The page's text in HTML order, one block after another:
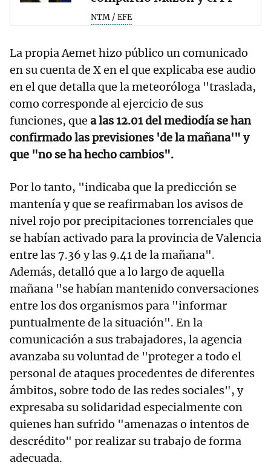
NTM / EFE
La propia Aemet hizo público un comunicado
en su cuenta de X en el que explicaba ese audio
en el que detalla que la meteoróloga "traslada,
como corresponde al ejercicio de sus
funciones, que a las 12.01 del mediodía se han
confirmado las previsiones 'de la mañana'" y
que "no se ha hecho cambios".
Por lo tanto, "indicaba que la predicción se
mantenía y que se reafirmaban los avisos de
nivel rojo por precipitaciones torrenciales que
se habían activado para la provincia de Valencia
entre las 7.36 y las 9.41 de la mañana".
Además, detalló que a lo largo de aquella
mañana "se habían mantenido conversaciones
entre los dos organismos para "informar
puntualmente de la situación". En la
comunicación a sus trabajadores, la agencia
avanzaba su voluntad de "proteger a todo el
personal de ataques procedentes de diferentes
ámbitos, sobre todo de las redes sociales", y
expresaba su solidaridad especialmente con
quienes han sufrido "amenazas o intentos de
descrédito" por realizar su trabajo de forma
adecuada.